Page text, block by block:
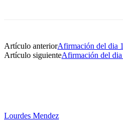
Artículo anteriorAfirmación del dia
Artículo siguienteAfirmación del
Lourdes Mendez